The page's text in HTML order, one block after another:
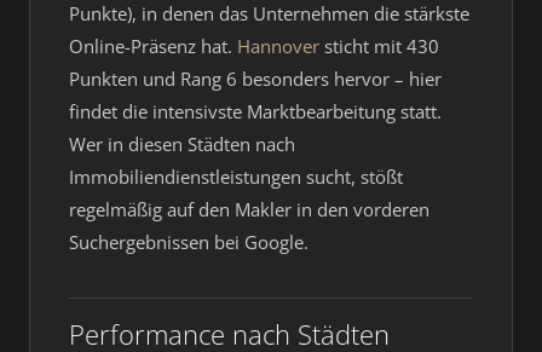
Punkte), in denen das Unternehmen die stärkste
Online-Präsenz hat. Hannover sticht mit 430
Punkten und Rang 6 besonders hervor – hier
findet die intensivste Marktbearbeitung statt.
Wer in diesen Städten nach
Immobiliendienstleistungen sucht, stößt
regelmäßig auf den Makler in den vorderen
Suchergebnissen bei Google.
Performance nach Städten